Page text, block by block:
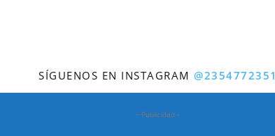
SÍGUENOS EN INSTAGRAM@2354772351
- Publicidad -